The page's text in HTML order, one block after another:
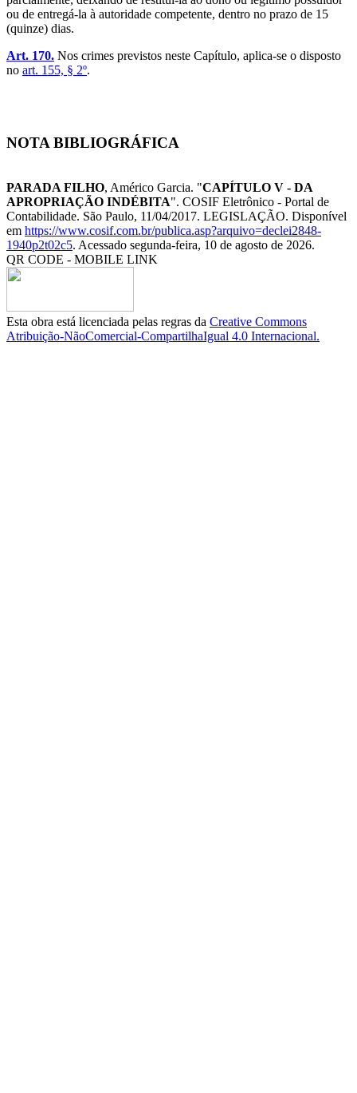
ou de entregá-la à autoridade competente, dentro no prazo de 15
(quinze) dias.
Art. 170. Nos crimes previstos neste Capítulo, aplica-se o disposto
no art. 155, § 2º.
NOTA BIBLIOGRÁFICA
PARADA FILHO, Américo Garcia. "CAPÍTULO V - DA
APROPRIAÇÃO INDÉBITA". COSIF Eletrônico - Portal de
Contabilidade. São Paulo, 11/04/2017. LEGISLAÇÃO. Disponível
em https://www.cosif.com.br/publica.asp?arquivo=declei2848-
1940p2t02c5. Acessado segunda-feira, 10 de agosto de 2026.
QR CODE - MOBILE LINK
Esta obra está licenciada pelas regras da Creative Commons
Atribuição-NãoComercial-CompartilhaIgual 4.0 Internacional.